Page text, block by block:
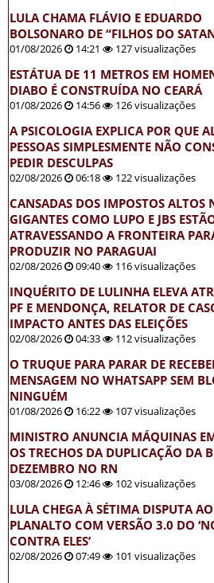
LULA CHAMA FLÁVIO E EDUARDO
BOLSONARO DE “FILHOS DO
01/08/2026 14:21 127 visualizações
ESTÁTUA DE 11 METROS EM
DIABO É CONSTRUÍDA NO CEARÁ
01/08/2026 14:56 126 visualizações
A PSICOLOGIA EXPLICA POR QUE
PESSOAS SIMPLESMENTE NÃO
PEDIR DESCULPAS
02/08/2026 06:18 122 visualizações
CANSADAS DOS IMPOSTOS ALTOS
GIGANTES COMO LUPO E JBS
ATRAVESSANDO A FRONTEIRA
PRODUZIR NO PARAGUAI
02/08/2026 09:40 116 visualizações
INQUÉRITO DE LULINHA ELEVA
PF E MENDONÇA, RELATOR DE
IMPACTO ANTES DAS ELEIÇÕES
02/08/2026 04:33 112 visualizações
O TRUQUE PARA PARAR DE
MENSAGEM NO WHATSAPP SEM
NINGUÉM
01/08/2026 16:22 107 visualizações
MINISTRO ANUNCIA MÁQUINAS
OS TRECHOS DA DUPLICAÇÃO DA
DEZEMBRO NO RN
03/08/2026 12:46 102 visualizações
LULA CHEGA À SÉTIMA DISPUTA AO
PLANALTO COM VERSÃO 3.0 DO
CONTRA ELES’
02/08/2026 07:49 101 visualizações